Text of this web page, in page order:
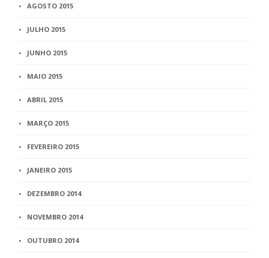
AGOSTO 2015
JULHO 2015
JUNHO 2015
MAIO 2015
ABRIL 2015
MARÇO 2015
FEVEREIRO 2015
JANEIRO 2015
DEZEMBRO 2014
NOVEMBRO 2014
OUTUBRO 2014